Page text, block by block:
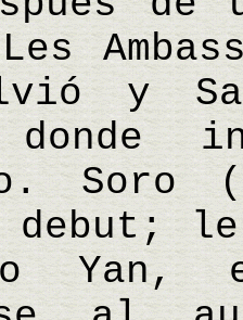
y
donde
Soro
debut; le
Yan,